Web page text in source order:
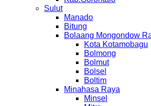
Sulut
Manado
Bitung
Bolaang Mongondow
Kota Kotamobagu
Bolmong
Bolmut
Bolsel
Boltim
Minahasa Raya
Minsel